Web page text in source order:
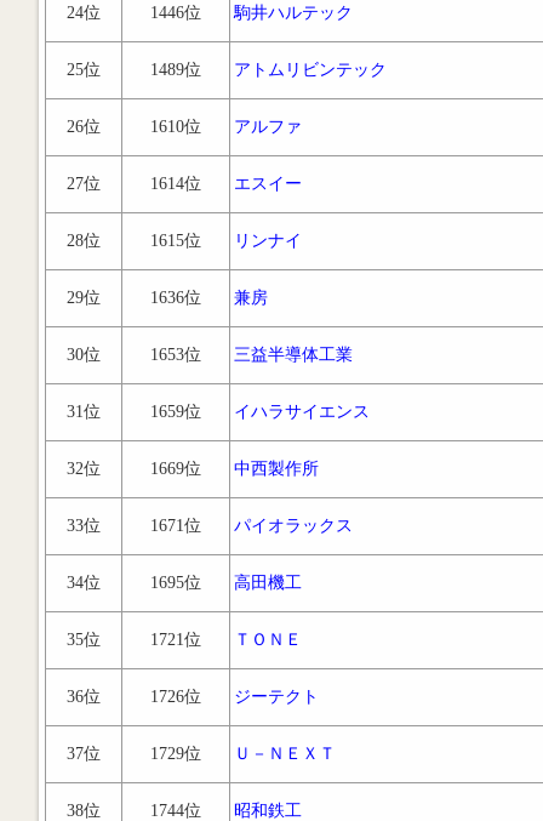
24位 1446位 駒井ハルテック
25位 1489位 アトムリビンテック
26位 1610位 アルファ
27位 1614位 エスイー
28位 1615位 リンナイ
29位 1636位 兼房
30位 1653位 三益半導体工業
31位 1659位 イハラサイエンス
32位 1669位 中西製作所
33位 1671位 パイオラックス
34位 1695位 高田機工
35位 1721位 ＴＯＮＥ
36位 1726位 ジーテクト
37位 1729位 Ｕ－ＮＥＸＴ
38位 1744位 昭和鉄工